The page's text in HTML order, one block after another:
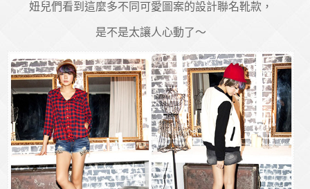
妞兒們看到這麼多不同可愛圖案的設計聯名靴款，
是不是太讓人心動了～